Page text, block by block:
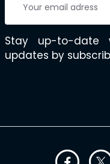
Stay up-to-date
updates by